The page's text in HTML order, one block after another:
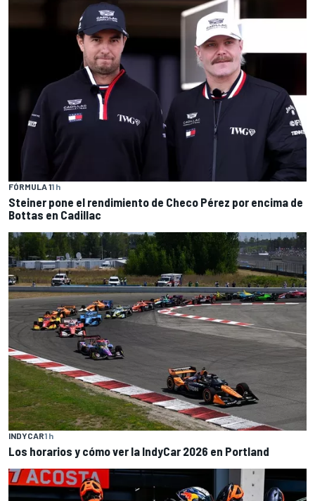
FÓRMULA 11 h
Steiner pone el rendimiento de Checo Pérez por encima de
Bottas en Cadillac
INDYCAR1 h
Los horarios y cómo ver la IndyCar 2026 en Portland